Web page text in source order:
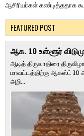
ஆசிரியர்கள் கண்டித்ததாக
FEATURED POST
ஆக. 10 உள்ளூர்
ஆடித் திருவாதிரை
மாவட்டத்திற்கு ஆகஸ்ட் 10
அறி...